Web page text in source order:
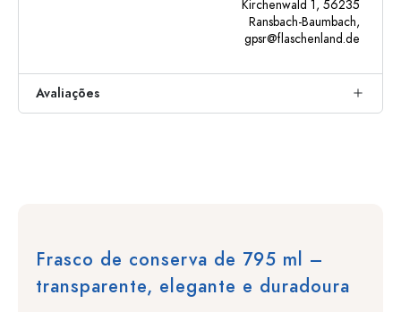
Kirchenwald 1, 56235
Ransbach-Baumbach,
gpsr@flaschenland.de
Avaliações
Frasco de conserva de 795 ml –
transparente, elegante e duradoura